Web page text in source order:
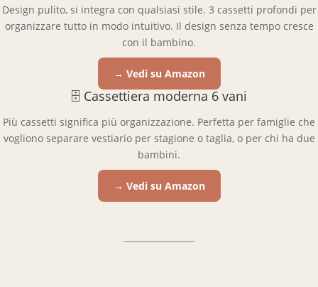
Design pulito, si integra con qualsiasi stile. 3 cassetti profondi per
organizzare tutto in modo intuitivo. Il design senza tempo cresce
con il bambino.
→ Vedi su Amazon
🗄 Cassettiera moderna 6 vani
Più cassetti significa più organizzazione. Perfetta per famiglie che
vogliono separare vestiario per stagione o taglia, o per chi ha due
bambini.
→ Vedi su Amazon